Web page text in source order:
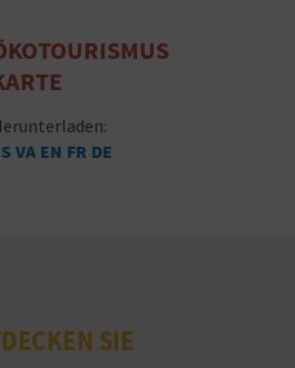
VA EN FR DE
SIE